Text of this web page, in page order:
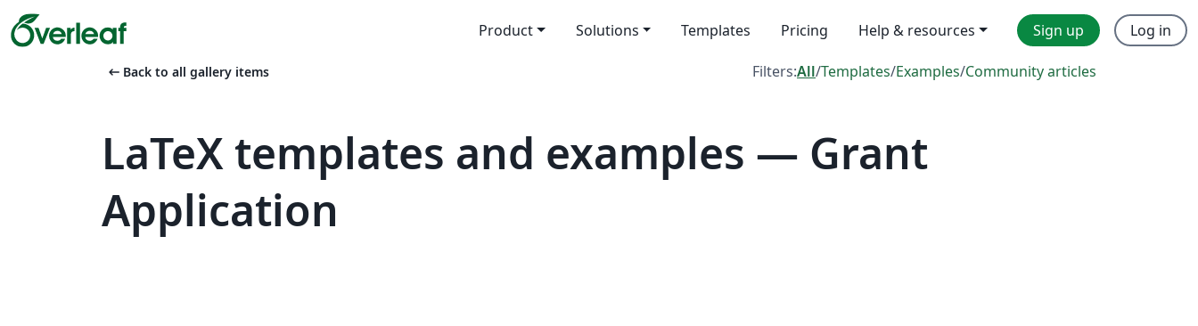
Product Solutions Templates Pricing Help & resources Sign up Log in
arrow_left_alt Back to all gallery items Filters:All/Templates/Examples/Community articles
LaTeX templates and examples — Grant
Application